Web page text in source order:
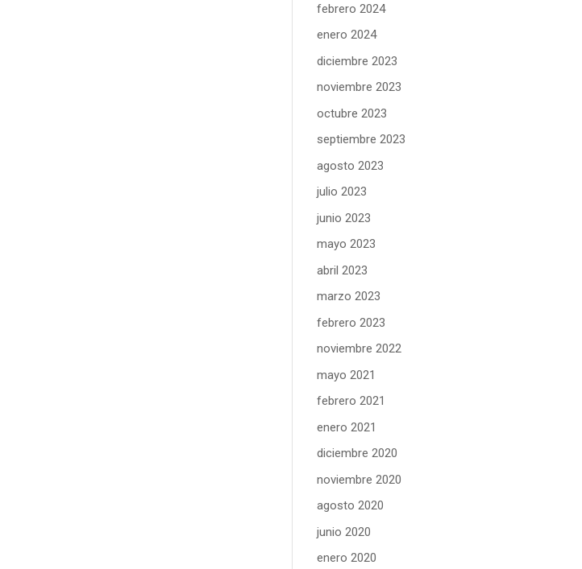
febrero 2024
enero 2024
diciembre 2023
noviembre 2023
octubre 2023
septiembre 2023
agosto 2023
julio 2023
junio 2023
mayo 2023
abril 2023
marzo 2023
febrero 2023
noviembre 2022
mayo 2021
febrero 2021
enero 2021
diciembre 2020
noviembre 2020
agosto 2020
junio 2020
enero 2020